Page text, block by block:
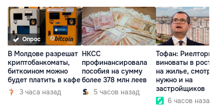
Опрос
В Молдове разрешат
криптобанкоматы,
биткоином можно
будет платить в кафе
3 часа назад
НКСС
профинансировала
пособия на сумму
более 378 млн леев
5 часов назад
Тофан: Риелторы
виноваты в росте
на жилье,
нужно и на
застройщиков
6 часов назад